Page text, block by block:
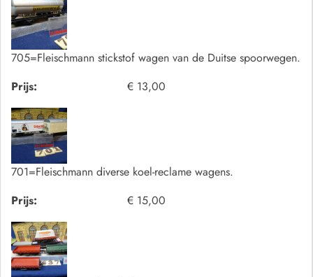
705=Fleischmann stickstof wagen van de Duitse spoorwegen.
Prijs:
€ 13,00
701=Fleischmann diverse koel-reclame wagens.
Prijs:
€ 15,00